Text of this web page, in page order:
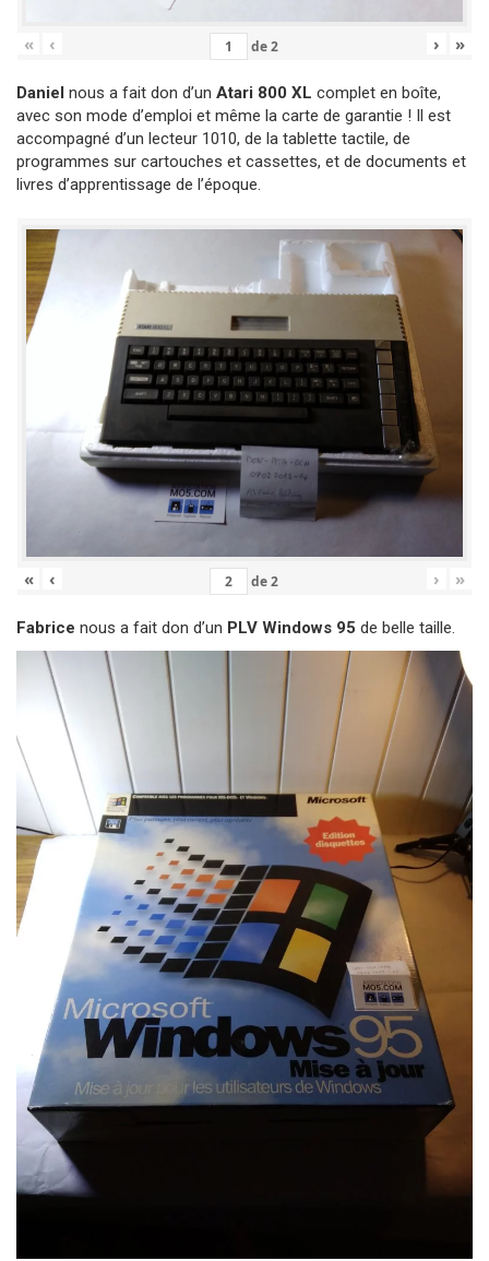
« ‹ de2 › »
Daniel nous a fait don d’un Atari 800 XL complet en boîte,
avec son mode d’emploi et même la carte de garantie ! Il est
accompagné d’un lecteur 1010, de la tablette tactile, de
programmes sur cartouches et cassettes, et de documents et
livres d’apprentissage de l’époque.
« ‹ de2 › »
Fabrice nous a fait don d’un PLV Windows 95 de belle taille.